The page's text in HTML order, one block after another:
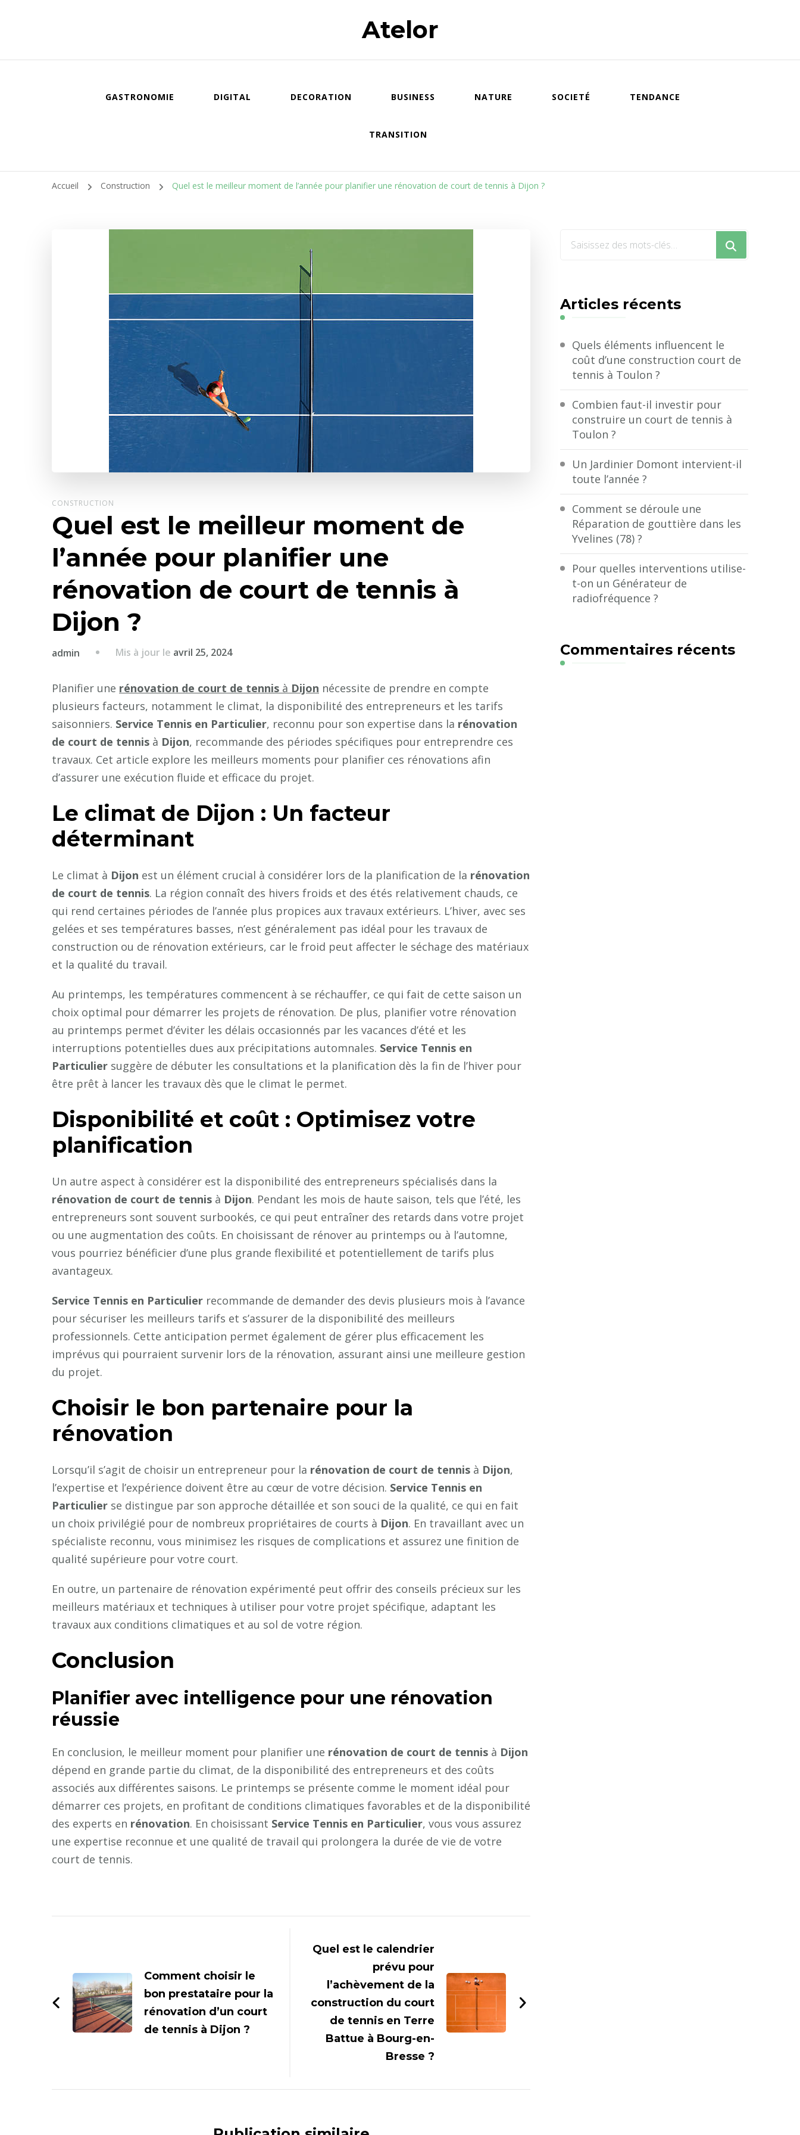
Atelor
GASTRONOMIE DIGITAL DECORATION BUSINESS NATURE SOCIETÉ TENDANCE
TRANSITION
Accueil Construction Quel est le meilleur moment de l’année pour planifier une rénovation de court de tennis à Dijon ?
CONSTRUCTION
Quel est le meilleur moment de
l’année pour planifier une
rénovation de court de tennis à
Dijon ?
admin Mis à jour le avril 25, 2024
Planifier une rénovation de court de tennis à Dijon nécessite de prendre en compte
plusieurs facteurs, notamment le climat, la disponibilité des entrepreneurs et les tarifs
saisonniers. Service Tennis en Particulier, reconnu pour son expertise dans la rénovation
de court de tennis à Dijon, recommande des périodes spécifiques pour entreprendre ces
travaux. Cet article explore les meilleurs moments pour planifier ces rénovations afin
d’assurer une exécution fluide et efficace du projet.
Le climat de Dijon : Un facteur
déterminant
Le climat à Dijon est un élément crucial à considérer lors de la planification de la rénovation
de court de tennis. La région connaît des hivers froids et des étés relativement chauds, ce
qui rend certaines périodes de l’année plus propices aux travaux extérieurs. L’hiver, avec ses
gelées et ses températures basses, n’est généralement pas idéal pour les travaux de
construction ou de rénovation extérieurs, car le froid peut affecter le séchage des matériaux
et la qualité du travail.
Au printemps, les températures commencent à se réchauffer, ce qui fait de cette saison un
choix optimal pour démarrer les projets de rénovation. De plus, planifier votre rénovation
au printemps permet d’éviter les délais occasionnés par les vacances d’été et les
interruptions potentielles dues aux précipitations automnales. Service Tennis en
Particulier suggère de débuter les consultations et la planification dès la fin de l’hiver pour
être prêt à lancer les travaux dès que le climat le permet.
Disponibilité et coût : Optimisez votre
planification
Un autre aspect à considérer est la disponibilité des entrepreneurs spécialisés dans la
rénovation de court de tennis à Dijon. Pendant les mois de haute saison, tels que l’été, les
entrepreneurs sont souvent surbookés, ce qui peut entraîner des retards dans votre projet
ou une augmentation des coûts. En choisissant de rénover au printemps ou à l’automne,
vous pourriez bénéficier d’une plus grande flexibilité et potentiellement de tarifs plus
avantageux.
Service Tennis en Particulier recommande de demander des devis plusieurs mois à l’avance
pour sécuriser les meilleurs tarifs et s’assurer de la disponibilité des meilleurs
professionnels. Cette anticipation permet également de gérer plus efficacement les
imprévus qui pourraient survenir lors de la rénovation, assurant ainsi une meilleure gestion
du projet.
Choisir le bon partenaire pour la
rénovation
Lorsqu’il s’agit de choisir un entrepreneur pour la rénovation de court de tennis à Dijon,
l’expertise et l’expérience doivent être au cœur de votre décision. Service Tennis en
Particulier se distingue par son approche détaillée et son souci de la qualité, ce qui en fait
un choix privilégié pour de nombreux propriétaires de courts à Dijon. En travaillant avec un
spécialiste reconnu, vous minimisez les risques de complications et assurez une finition de
qualité supérieure pour votre court.
En outre, un partenaire de rénovation expérimenté peut offrir des conseils précieux sur les
meilleurs matériaux et techniques à utiliser pour votre projet spécifique, adaptant les
travaux aux conditions climatiques et au sol de votre région.
Conclusion
Planifier avec intelligence pour une rénovation
réussie
En conclusion, le meilleur moment pour planifier une rénovation de court de tennis à Dijon
dépend en grande partie du climat, de la disponibilité des entrepreneurs et des coûts
associés aux différentes saisons. Le printemps se présente comme le moment idéal pour
démarrer ces projets, en profitant de conditions climatiques favorables et de la disponibilité
des experts en rénovation. En choisissant Service Tennis en Particulier, vous vous assurez
une expertise reconnue et une qualité de travail qui prolongera la durée de vie de votre
court de tennis.
Comment choisir le
bon prestataire pour la
rénovation d’un court
de tennis à Dijon ?
Quel est le calendrier
prévu pour
l’achèvement de la
construction du court
de tennis en Terre
Battue à Bourg-en-
Bresse ?
Vous
?
Articles récents
Quels éléments influencent le
coût d’une construction court de
tennis à Toulon ?
Combien faut-il investir pour
construire un court de tennis à
Toulon ?
Un Jardinier Domont intervient-il
toute l’année ?
Comment se déroule une
Réparation de gouttière dans les
Yvelines (78) ?
Pour quelles interventions utilise-
t-on un Générateur de
radiofréquence ?
Commentaires récents